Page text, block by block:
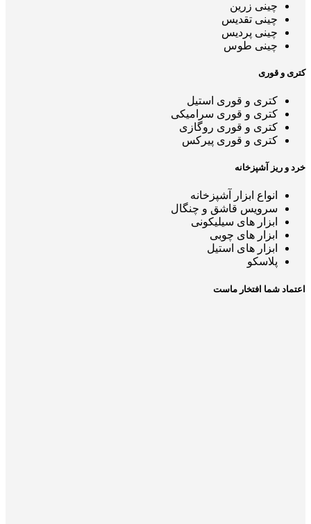
چینی زرین
چینی تقدیس
چینی پردیس
چینی طوس
کتری و قوری
کتری و قوری استیل
کتری و قوری سرامیکی
کتری و قوری روگازی
کتری و قوری پیرکس
خرد و ریز آشپزخانه
انواع ابزار آشپزخانه
سرویس قاشق و چنگال
ابزار های سیلیکونی
ابزار های چوبی
ابزار های استیل
پلاسکو
اعتماد شما افتخار ماست